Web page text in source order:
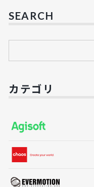
SEARCH
カテゴリ